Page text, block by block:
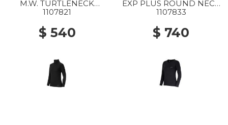
M.W. TURTLENECK
SHIRT WS BK
1107821
$ 540
EXP PLUS ROUND NECK
SHIRT WS BK
1107833
$ 740